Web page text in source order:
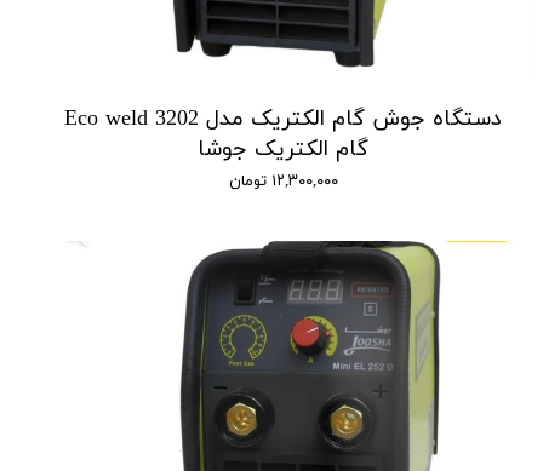
دستگاه جوش گام الکتریک مدل Eco weld 3202
گام الکتریک جوشا
۱۲,۳۰۰,۰۰۰ تومان